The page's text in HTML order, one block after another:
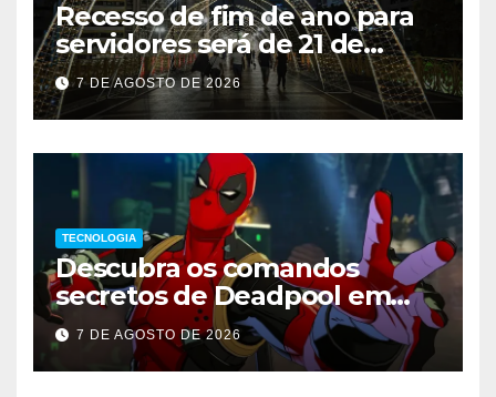
Recesso de fim de ano para
servidores será de 21 de
dezembro a 1º de janeiro
7 DE AGOSTO DE 2026
TECNOLOGIA
Descubra os comandos
secretos de Deadpool em
Marvel Tokon
7 DE AGOSTO DE 2026